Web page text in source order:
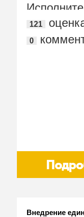
121
0
Внедрение